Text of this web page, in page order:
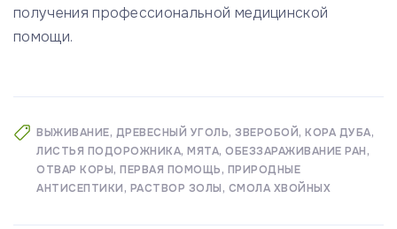
получения профессиональной медицинской
помощи.
ВЫЖИВАНИЕ ДРЕВЕСНЫЙ УГОЛЬ ЗВЕРОБОЙ КОРА ДУБА
ЛИСТЬЯ ПОДОРОЖНИКА МЯТА ОБЕЗЗАРАЖИВАНИЕ РАН
ОТВАР КОРЫ ПЕРВАЯ ПОМОЩЬ ПРИРОДНЫЕ
АНТИСЕПТИКИ РАСТВОР ЗОЛЫ СМОЛА ХВОЙНЫХ